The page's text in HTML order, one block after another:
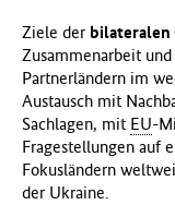
Ziele der
Zusammenarbeit
Partnerländern im
Austausch mit
Sachlagen, mit EU-
Fragestellungen auf
Fokusländern
der Ukraine.